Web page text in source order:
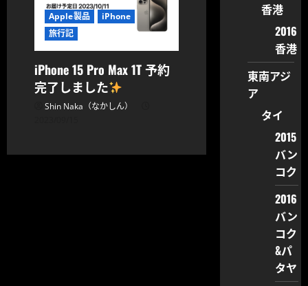
Apple製品
iPhone
旅行記
iPhone 15 Pro Max 1T 予約
完了しました
Shin Naka（なかしん）
香港
2016
香港
東南アジ
ア
タイ
2015
バン
コク
2016
バン
コク
&パ
タヤ